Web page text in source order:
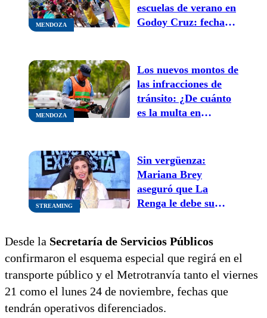
MENDOZA
escuelas de verano en
Godoy Cruz: fechas,
MENDOZA
Los nuevos montos de
las infracciones de
tránsito: ¿De cuánto
es la multa en
STREAMING
Sin vergüenza:
Mariana Brey
aseguró que La
Renga le debe su
Desde la Secretaría de Servicios Públicos
confirmaron el esquema especial que regirá en el
transporte público y el Metrotranvía tanto el viernes
21 como el lunes 24 de noviembre, fechas que
tendrán operativos diferenciados.